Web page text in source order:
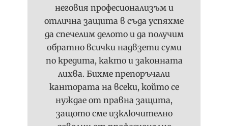
неговия професионализъм и
отлична защита в съда успяхме
да спечелим делото и да получим
обратно всички надвзети суми
по кредита, както и законната
лихва. Бихме препоръчали
кантората на всеки, който се
нуждае от правна защита,
защото сме изключително